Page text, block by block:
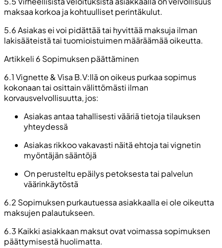
maksaa korkoa ja kohtuulliset perintäkulut.
5.6 Asiakas ei voi pidättää tai hyvittää maksuja ilman
lakisääteistä tai tuomioistuimen määräämää oikeutta.
Artikkeli 6 Sopimuksen päättäminen
6.1 Vignette & Visa B.V:llä on oikeus purkaa sopimus
kokonaan tai osittain välittömästi ilman
korvausvelvollisuutta, jos:
Asiakas antaa tahallisesti vääriä tietoja tilauksen
yhteydessä
Asiakas rikkoo vakavasti näitä ehtoja tai vignetin
myöntäjän sääntöjä
On perusteltu epäilys petoksesta tai palvelun
väärinkäytöstä
6.2 Sopimuksen purkautuessa asiakkaalla ei ole oikeutta
maksujen palautukseen.
6.3 Kaikki asiakkaan maksut ovat voimassa sopimuksen
päättymisestä huolimatta.